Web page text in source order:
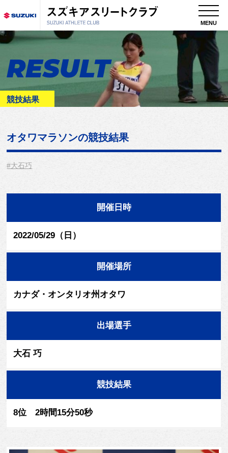
MENU
RESULT
競技結果
オタワマラソンの競技結果
#大石巧
開催日時
2022/05/29（日）
開催場所
カナダ・オンタリオ州オタワ
出場選手
大石 巧
競技結果
8位 2時間15分50秒